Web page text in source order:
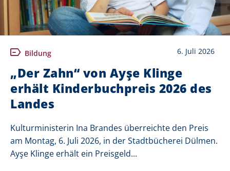
Bildung 6. Juli 2026
„Der Zahn“ von Ayşe Klinge
erhält Kinderbuchpreis 2026 des
Landes
Kulturministerin Ina Brandes überreichte den Preis
am Montag, 6. Juli 2026, in der Stadtbücherei Dülmen.
Ayşe Klinge erhält ein Preisgeld...